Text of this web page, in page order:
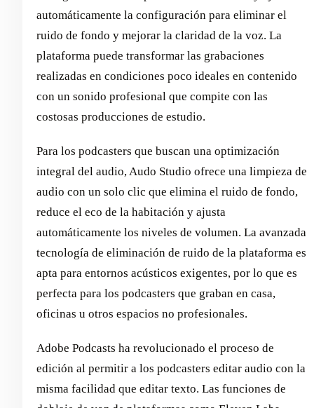
automáticamente la configuración para eliminar el
ruido de fondo y mejorar la claridad de la voz. La
plataforma puede transformar las grabaciones
realizadas en condiciones poco ideales en contenido
con un sonido profesional que compite con las
costosas producciones de estudio.
Para los podcasters que buscan una optimización
integral del audio, Audo Studio ofrece una limpieza de
audio con un solo clic que elimina el ruido de fondo,
reduce el eco de la habitación y ajusta
automáticamente los niveles de volumen. La avanzada
tecnología de eliminación de ruido de la plataforma es
apta para entornos acústicos exigentes, por lo que es
perfecta para los podcasters que graban en casa,
oficinas u otros espacios no profesionales.
Adobe Podcasts ha revolucionado el proceso de
edición al permitir a los podcasters editar audio con la
misma facilidad que editar texto. Las funciones de